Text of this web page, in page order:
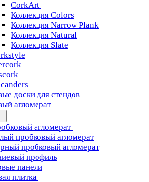
CorkArt
Коллекция Colors
Коллекция Narrow Plank
Коллекция Natural
Коллекция Slate
доски для стендов
агломерат
агломерат
пробковый агломерат
пробковый агломерат
профиль
панели
плитка